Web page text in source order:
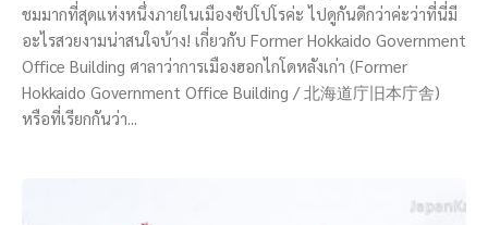
ชมมากที่สุดแห่งหนึ่งภายในเมืองซัปโปโรค่ะ ไปดูกันดีกว่าค่ะว่าที่นี่มี
อะไรสวยงามน่าสนใจบ้าง! เกี่ยวกับ Former Hokkaido Government
Office Building ศาลาว่าการเมืองฮอกไกโดหลังเก่า (Former
Hokkaido Government Office Building / 北海道庁旧本庁舎)
หรือที่เรียกกันว่า...